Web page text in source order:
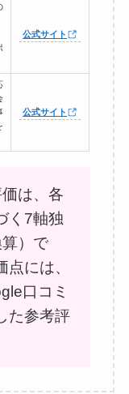
公式サイト
公式サイト
は、各
く7軸独
）で
には、
口コミ
た参考評